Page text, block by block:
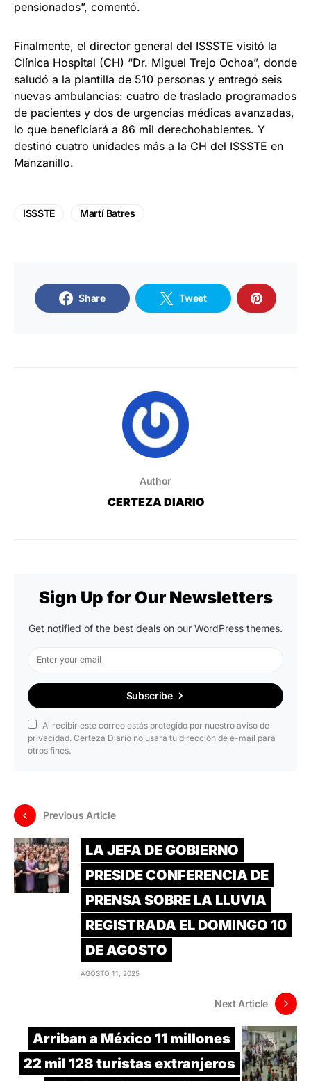
pensionados”, comentó.
Finalmente, el director general del ISSSTE visitó la
Clínica Hospital (CH) “Dr. Miguel Trejo Ochoa”, donde
saludó a la plantilla de 510 personas y entregó seis
nuevas ambulancias: cuatro de traslado programados
de pacientes y dos de urgencias médicas avanzadas,
lo que beneficiará a 86 mil derechohabientes. Y
destinó cuatro unidades más a la CH del ISSSTE en
Manzanillo.
ISSSTE Martí Batres
Share Tweet
Author
CERTEZA DIARIO
Sign Up for Our Newsletters
Get notified of the best deals on our WordPress themes.
Subscribe
Al recibir este correo estás protegido por nuestro aviso de
privacidad. Certeza Diario no usará tu dirección de e-mail para
otros fines.
Previous Article
LA JEFA DE GOBIERNO
PRESIDE CONFERENCIA DE
PRENSA SOBRE LA LLUVIA
REGISTRADA EL DOMINGO 10
DE AGOSTO
AGOSTO 11, 2025
Next Article
Arriban a México 11 millones
22 mil 128 turistas extranjeros